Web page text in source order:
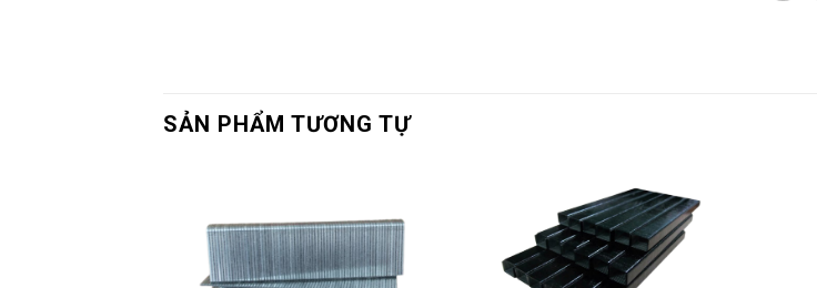
SẢN PHẨM TƯƠNG TỰ